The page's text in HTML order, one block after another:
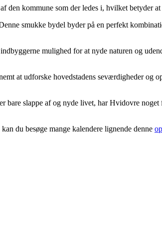
kommune som der ledes i, hvilket betyder
smukke bydel byder på en perfekt
mulighed for at nyde naturen og
at udforske hovedstadens seværdigheder og
bare slappe af og nyde livet, har Hvidovre
du besøge mange kalendere lignende denne